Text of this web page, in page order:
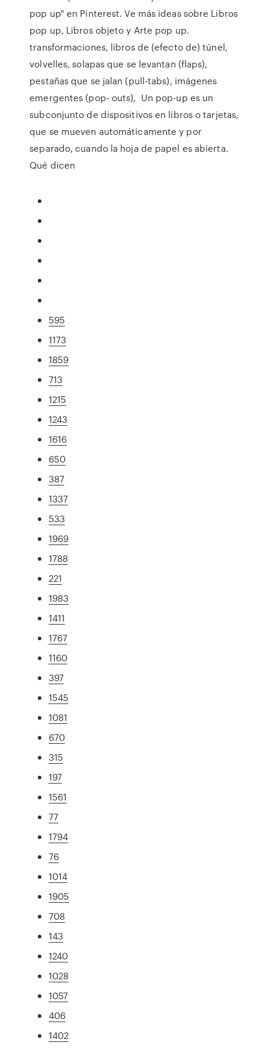
pop up" en Pinterest. Ve más ideas sobre Libros
pop up, Libros objeto y Arte pop up.
transformaciones, libros de (efecto de) túnel,
volvelles, solapas que se levantan (flaps),
pestañas que se jalan (pull-tabs), imágenes
emergentes (pop- outs), Un pop-up es un
subconjunto de dispositivos en libros o tarjetas,
que se mueven automáticamente y por
separado, cuando la hoja de papel es abierta.
Qué dicen
595
1173
1859
713
1215
1243
1616
650
387
1337
533
1969
1788
221
1983
1411
1767
1160
397
1545
1081
670
315
197
1561
77
1794
76
1014
1905
708
143
1240
1028
1057
406
1402